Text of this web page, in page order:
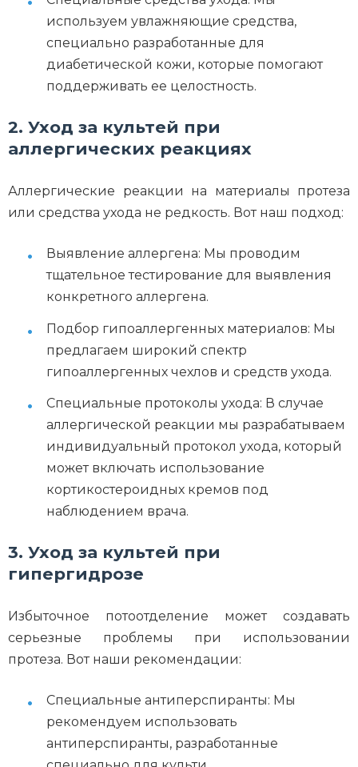
используем увлажняющие средства,
специально разработанные для
диабетической кожи, которые помогают
поддерживать ее целостность.
2. Уход за культей при
аллергических реакциях
Аллергические реакции на материалы протеза
или средства ухода не редкость. Вот наш подход:
Выявление аллергена: Мы проводим
тщательное тестирование для выявления
конкретного аллергена.
Подбор гипоаллергенных материалов: Мы
предлагаем широкий спектр
гипоаллергенных чехлов и средств ухода.
Специальные протоколы ухода: В случае
аллергической реакции мы разрабатываем
индивидуальный протокол ухода, который
может включать использование
кортикостероидных кремов под
наблюдением врача.
3. Уход за культей при
гипергидрозе
Избыточное потоотделение может создавать
серьезные проблемы при использовании
протеза. Вот наши рекомендации:
Специальные антиперспиранты: Мы
рекомендуем использовать
антиперспиранты, разработанные